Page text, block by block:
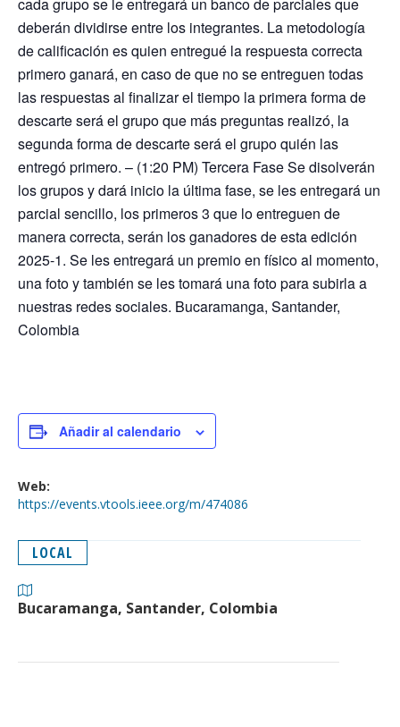
deberán dividirse entre los integrantes. La metodología
de calificación es quien entregué la respuesta correcta
primero ganará, en caso de que no se entreguen todas
las respuestas al finalizar el tiempo la primera forma de
descarte será el grupo que más preguntas realizó, la
segunda forma de descarte será el grupo quién las
entregó primero. – (1:20 PM) Tercera Fase Se disolverán
los grupos y dará inicio la última fase, se les entregará un
parcial sencillo, los primeros 3 que lo entreguen de
manera correcta, serán los ganadores de esta edición
2025-1. Se les entregará un premio en físico al momento,
una foto y también se les tomará una foto para subirla a
nuestras redes sociales. Bucaramanga, Santander,
Colombia
Añadir al calendario
Web:
https://events.vtools.ieee.org/m/474086
LOCAL
Bucaramanga, Santander, Colombia